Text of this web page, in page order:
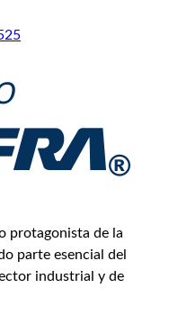
protagonista de la
parte esencial del
industrial y de